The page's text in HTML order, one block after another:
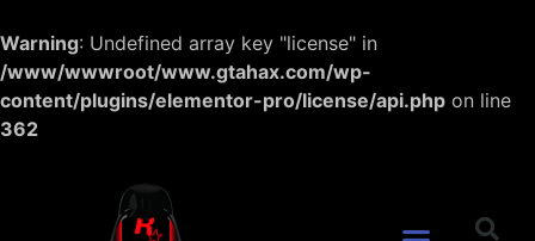
Warning: Undefined array key "license" in
/www/wwwroot/www.gtahax.com/wp-
content/plugins/elementor-pro/license/api.php on line
362